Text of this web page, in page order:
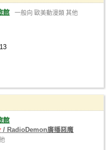
館 一般向 歐美動漫類 其他
館
/ RadioDemon廣播惡魔